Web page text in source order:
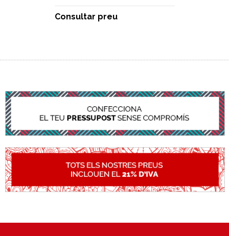
Consultar preu